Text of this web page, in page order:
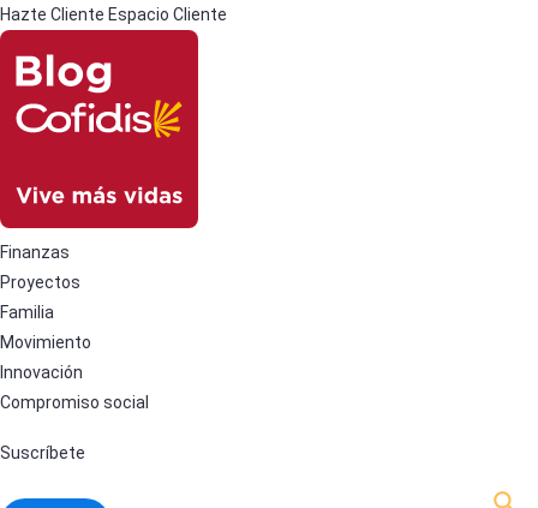
Hazte Cliente Espacio Cliente
Finanzas
Proyectos
Familia
Movimiento
Innovación
Compromiso social
Suscríbete